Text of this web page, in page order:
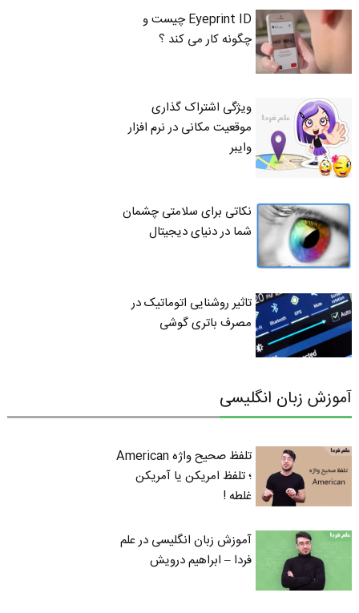
Eyeprint ID چیست و
چگونه کار می کند ؟
ویژگی اشتراک گذاری
موقعیت مکانی در نرم افزار
وایبر
نکاتی برای سلامتی چشمان
شما در دنیای دیجیتال
تاثیر روشنایی اتوماتیک در
مصرف باتری گوشی
آموزش زبان انگلیسی
تلفظ صحیح واژه American
؛ تلفظ امریکن یا آمریکن
غلطه !
آموزش زبان انگلیسی در علم
فردا – ابراهیم درویش